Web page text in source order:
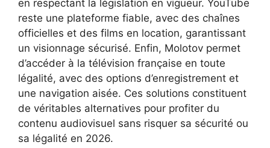
en respectant la législation en vigueur. YouTube
reste une plateforme fiable, avec des chaînes
officielles et des films en location, garantissant
un visionnage sécurisé. Enfin, Molotov permet
d’accéder à la télévision française en toute
légalité, avec des options d’enregistrement et
une navigation aisée. Ces solutions constituent
de véritables alternatives pour profiter du
contenu audiovisuel sans risquer sa sécurité ou
sa légalité en 2026.